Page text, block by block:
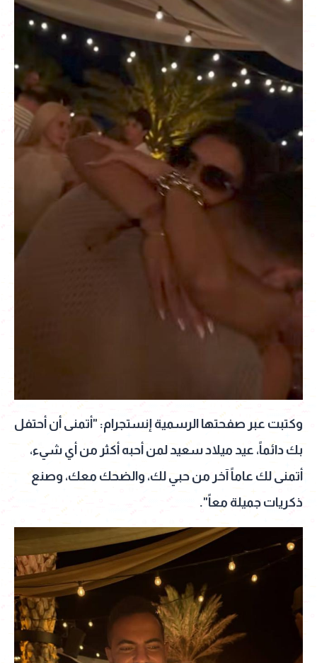
وكتبت عبر صفحتها الرسمية إنستجرام: "أتمنى أن أحتفل
بك دائماً، عيد ميلاد سعيد لمن أحبه أكثر من أي شيء،
أتمنى لك عاماً آخر من حبي لك، والضحك معك، وصنع
ذكريات جميلة معاً".